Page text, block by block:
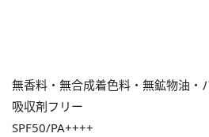
無香料・無合成着色料・無鉱物油・
吸収剤フリー
SPF50/PA++++